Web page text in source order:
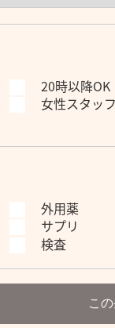
20時以降OK
女性スタッ
外用薬
サプリ
検査
こ